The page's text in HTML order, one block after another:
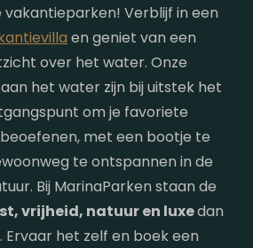
vakantieparken! Verblijf in een
en geniet van een
over het water. Onze
het water zijn bij uitstek het
om je favoriete
met een bootje te
te ontspannen in de
Bij MarinaParken staan de
vrijheid, natuur en luxedan
het zelf en boek een